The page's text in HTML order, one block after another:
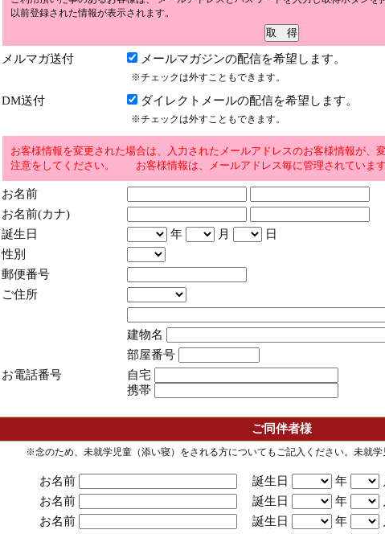
以前登録された情報が表示されます。
メルマガ送付 メールマガジンの配信を希望します。
※チェックは外すこともできます。
DM送付 ダイレクトメールの配信を希望します。
※チェックは外すこともできます。
お客様情報を変更された場合は、入力されたメールアドレスのお客様情報が、
注意をしてください。 お客様情報は、メールアドレス毎に管理されています
お名前
お名前(カナ)
誕生日
年 月
日
性別
郵便番号
ご住所
建物名
部屋番号
お電話番号
自宅
携帯
ご同伴者様
※念のため、未就学児童（添い寝）をされる方についてもご記入ください。未就学
お名前 誕生日 年
お名前
誕生日 年
お名前
誕生日 年